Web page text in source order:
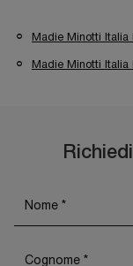
Madie Minotti Italia
Madie Minotti Italia